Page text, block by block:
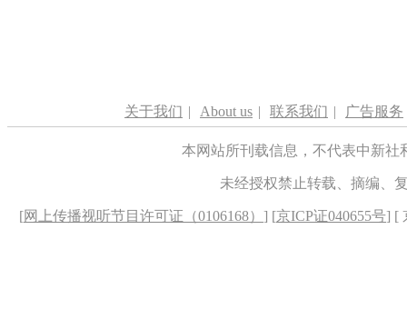
关于我们 | About us | 联系我们 | 广告服务
本网站所刊载信息，不代表中新
未经授权禁止转载、摘编、
[网上传播视听节目许可证（0106168） ] [京ICP证040655号] [